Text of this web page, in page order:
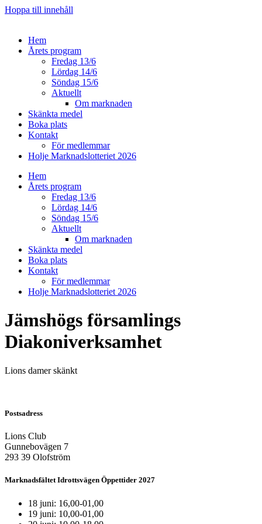
Hoppa till innehåll
Hem
Årets program
Fredag 13/6
Lördag 14/6
Söndag 15/6
Aktuellt
Om marknaden
Skänkta medel
Boka plats
Kontakt
För medlemmar
Holje Marknadslotteriet 2026
Hem
Årets program
Fredag 13/6
Lördag 14/6
Söndag 15/6
Aktuellt
Om marknaden
Skänkta medel
Boka plats
Kontakt
För medlemmar
Holje Marknadslotteriet 2026
Jämshögs församlings
Diakoniverksamhet
Lions damer skänkt
Postsadress
Lions Club
Gunnebovägen 7
293 39 Olofström
Marknadsfältet Idrottsvägen Öppettider 2027
18 juni: 16,00-01,00
19 juni: 10,00-01,00